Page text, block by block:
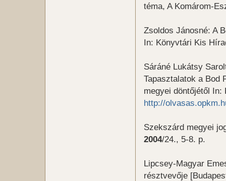
téma, A Komárom-
Zsoldos Jánosné: A
In: Könyvtári Kis
Sáráné Lukátsy
Tapasztalatok a Bod
megyei döntőjétől
http://
Szekszárd megyei
2004/24., 5-8. p.
Lipcsey-Magyar
résztvevője